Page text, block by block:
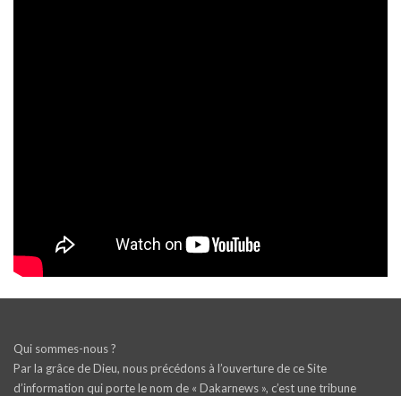
Qui sommes-nous ?
Par la grâce de Dieu, nous précédons à l’ouverture de ce Site
d’information qui porte le nom de « Dakarnews », c’est une tribune